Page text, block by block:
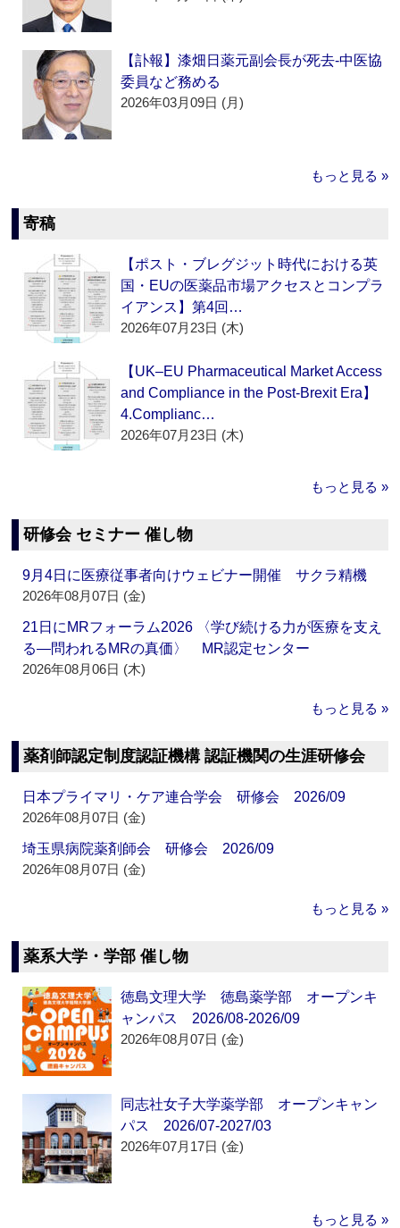
【訃報】漆畑日薬元副会長が死去‐中医協
委員など務める
2026年03月09日 (月)
もっと見る »
寄稿
【ポスト・ブレグジット時代における英
国・EUの医薬品市場アクセスとコンプラ
イアンス】第4回…
2026年07月23日 (木)
【UK–EU Pharmaceutical Market Access
and Compliance in the Post-Brexit Era】
4.Complianc…
2026年07月23日 (木)
もっと見る »
研修会 セミナー 催し物
9月4日に医療従事者向けウェビナー開催 サクラ精機
2026年08月07日 (金)
21日にMRフォーラム2026 〈学び続ける力が医療を支え
る―問われるMRの真価〉 MR認定センター
2026年08月06日 (木)
もっと見る »
薬剤師認定制度認証機構 認証機関の生涯研修会
日本プライマリ・ケア連合学会 研修会 2026/09
2026年08月07日 (金)
埼玉県病院薬剤師会 研修会 2026/09
2026年08月07日 (金)
もっと見る »
薬系大学・学部 催し物
徳島文理大学 徳島薬学部 オープンキ
ャンパス 2026/08-2026/09
2026年08月07日 (金)
同志社女子大学薬学部 オープンキャン
パス 2026/07-2027/03
2026年07月17日 (金)
もっと見る »